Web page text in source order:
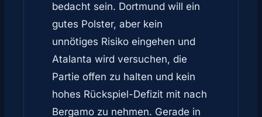
bedacht sein. Dortmund will ein
gutes Polster, aber kein
unnötiges Risiko eingehen und
Atalanta wird versuchen, die
Partie offen zu halten und kein
hohes Rückspiel-Defizit mit nach
Bergamo zu nehmen. Gerade in